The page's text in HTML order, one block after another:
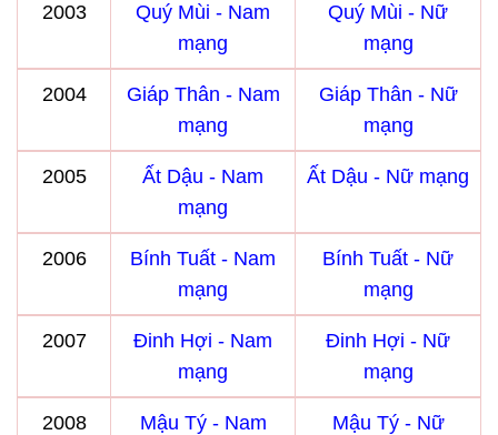
2003
Quý Mùi - Nam
mạng
Quý Mùi - Nữ
mạng
2004
Giáp Thân - Nam
mạng
Giáp Thân - Nữ
mạng
2005
Ất Dậu - Nam
mạng
Ất Dậu - Nữ mạng
2006
Bính Tuất - Nam
mạng
Bính Tuất - Nữ
mạng
2007
Đinh Hợi - Nam
mạng
Đinh Hợi - Nữ
mạng
2008
Mậu Tý - Nam
Mậu Tý - Nữ